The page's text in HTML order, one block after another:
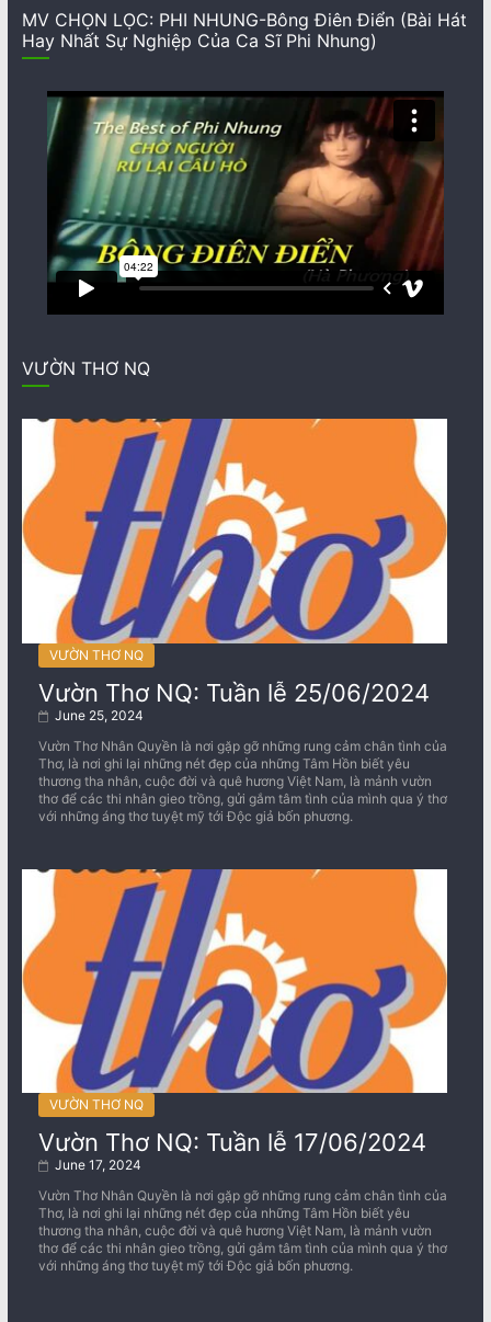
MV CHỌN LỌC: PHI NHUNG-Bông Điên Điển (Bài Hát
Hay Nhất Sự Nghiệp Của Ca Sĩ Phi Nhung)
VƯỜN THƠ NQ
VƯỜN THƠ NQ
Vườn Thơ NQ: Tuần lễ 25/06/2024
June 25, 2024
Vườn Thơ Nhân Quyền là nơi gặp gỡ những rung cảm chân tình của
Thơ, là nơi ghi lại những nét đẹp của những Tâm Hồn biết yêu
thương tha nhân, cuộc đời và quê hương Việt Nam, là mảnh vườn
thơ để các thi nhân gieo trồng, gửi gắm tâm tình của mình qua ý thơ
với những áng thơ tuyệt mỹ tới Độc giả bốn phương.
VƯỜN THƠ NQ
Vườn Thơ NQ: Tuần lễ 17/06/2024
June 17, 2024
Vườn Thơ Nhân Quyền là nơi gặp gỡ những rung cảm chân tình của
Thơ, là nơi ghi lại những nét đẹp của những Tâm Hồn biết yêu
thương tha nhân, cuộc đời và quê hương Việt Nam, là mảnh vườn
thơ để các thi nhân gieo trồng, gửi gắm tâm tình của mình qua ý thơ
với những áng thơ tuyệt mỹ tới Độc giả bốn phương.